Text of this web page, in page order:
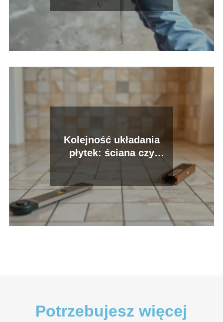
Kolejność układania
płytek: ściana czy
porady
Potrzebujesz więcej